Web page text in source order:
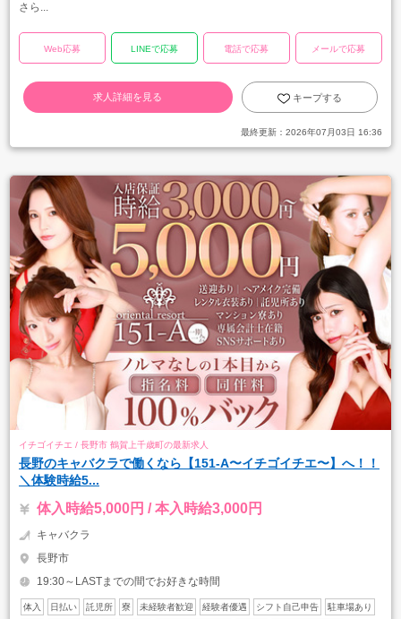
さら...
Web応募 LINEで応募 電話で応募 メールで応募
求人詳細を見る キープする
最終更新： 2026年07月03日 16:36
イチゴイチエ / 長野市 鶴賀上千歳町の最新求人
長野のキャバクラで働くなら【151-A〜イチゴイチエ〜】へ！！
＼体験時給5...
体入時給5,000円 / 本入時給3,000円
キャバクラ
長野市
19:30～LASTまでの間でお好きな時間
体入 日払い 託児所 寮 未経験者歓迎 経験者優遇 シフト自己申告 駐車場あり